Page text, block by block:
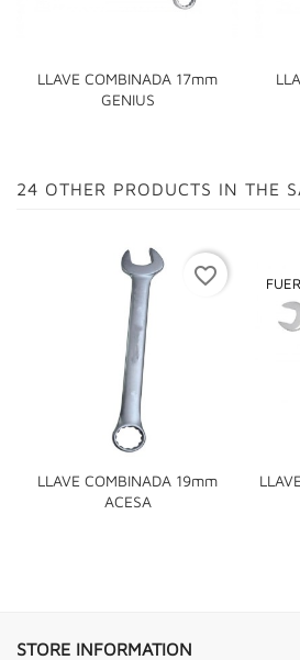
LLAVE COMBINADA 17mm
GENIUS
24 OTHER PRODUCTS IN THE
LLAVE COMBINADA 19mm
ACESA
favorite_border
STORE INFORMATION